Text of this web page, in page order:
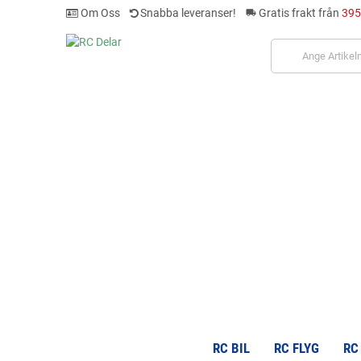
Om Oss Snabba leveranser! local_shipping Gratis frakt från
RC BIL RC FLYG